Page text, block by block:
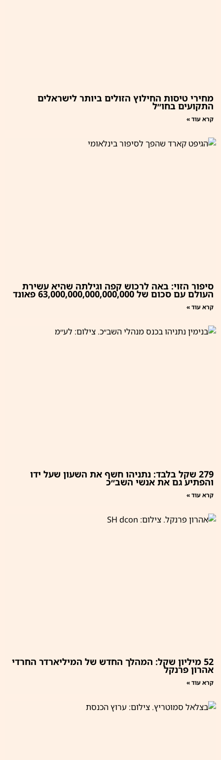
מחירי טיסות החילוץ הזולים ביותר לישראלים
התקועים בחו״ל
קרא עוד »
סיפור הזוי: באה לרכוש קפה וגילתה שהיא עשירת
העולם עם סכום של 63,000,000,000,000,000 פאונד
קרא עוד »
279 שקל בלבד: נתניהו חשף את השעון שעל ידו
והפתיע גם את אנשי השב״כ
קרא עוד »
52 מיליון שקל: המהלך החדש של המיליארדר החרדי
אהרון פרנקל
קרא עוד »